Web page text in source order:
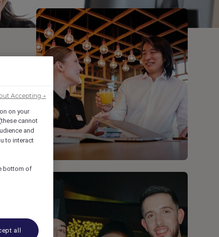
on your
cannot
and
to interact
bottom of
all
Accepting →